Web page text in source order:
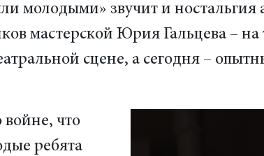
молодыми» звучит и ностальгия
мастерской Юрия Гальцева – на
сцене, а сегодня –
войне, что
ребята